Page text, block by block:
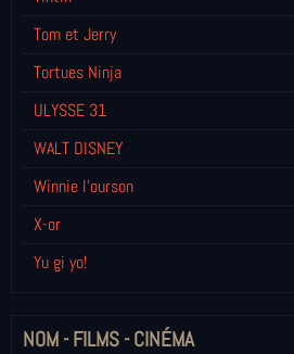
Tom et Jerry
Tortues Ninja
ULYSSE 31
WALT DISNEY
Winnie l’ourson
X-or
Yu gi yo!
NOM - FILMS - CINÉMA